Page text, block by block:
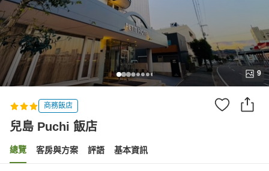
9
商務飯店
兒島 Puchi 飯店
總覽 客房與方案 評語 基本資訊